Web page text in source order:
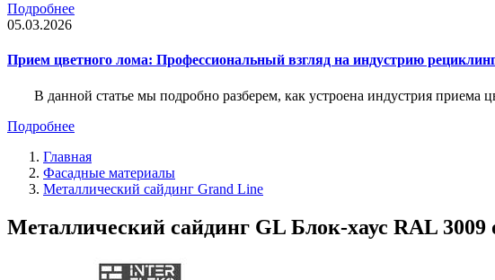
Подробнее
05.03.2026
Прием цветного лома: Профессиональный взгляд на индустрию
В данной статье мы подробно разберем, как устроена индустрия приема
Подробнее
Главная
Фасадные материалы
Металлический сайдинг Grand Line
Металлический сайдинг GL Блок-хаус RAL